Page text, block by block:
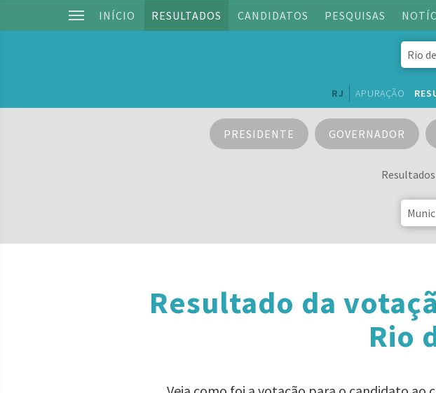
INÍCIO RESULTADOS CANDIDATOS PESQUISAS
RJ APURAÇÃO
PRESIDENTE GOVERNADOR
Resultado da
Rio